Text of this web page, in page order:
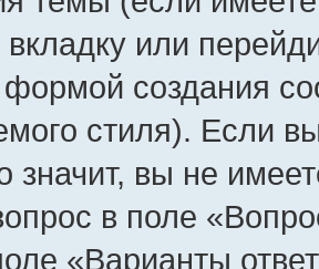
или
создания
стиля). Если
вы не
в поле
«Варианты